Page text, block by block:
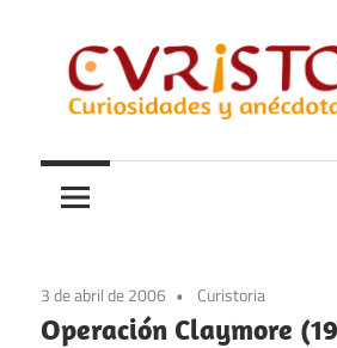
contenido
Curistoria
y
anécdotas
historia
3 de abril de 2006 Curistoria
Operación Claymore